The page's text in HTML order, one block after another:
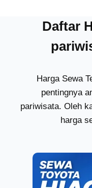
Daftar
Harga Sewa
pentingnya
pariwisata. Oleh
harga